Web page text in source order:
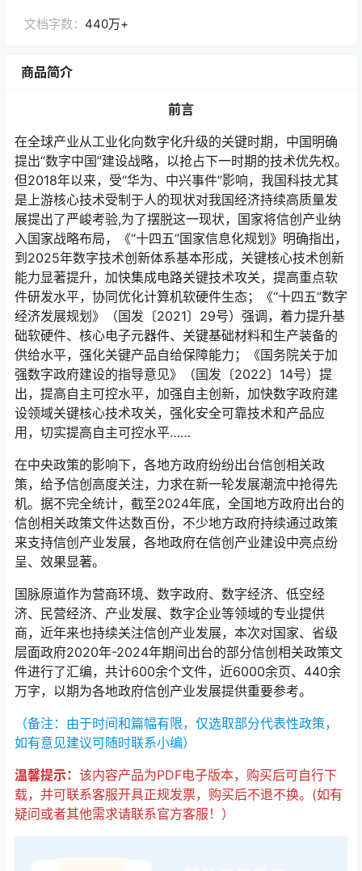
文档字数： 440万+
商品简介
前言
在全球产业从工业化向数字化升级的关键时期，中国明确
提出“数字中国”建设战略，以抢占下一时期的技术优先权。
但2018年以来，受“华为、中兴事件”影响，我国科技尤其
是上游核心技术受制于人的现状对我国经济持续高质量发
展提出了严峻考验,为了摆脱这一现状，国家将信创产业纳
入国家战略布局，《“十四五”国家信息化规划》明确指出，
到2025年数字技术创新体系基本形成，关键核心技术创新
能力显著提升，加快集成电路关键技术攻关，提高重点软
件研发水平，协同优化计算机软硬件生态；《“十四五”数字
经济发展规划》（国发〔2021〕29号）强调，着力提升基
础软硬件、核心电子元器件、关键基础材料和生产装备的
供给水平，强化关键产品自给保障能力；《国务院关于加
强数字政府建设的指导意见》（国发〔2022〕14号）提
出，提高自主可控水平，加强自主创新，加快数字政府建
设领域关键核心技术攻关，强化安全可靠技术和产品应
用，切实提高自主可控水平……
在中央政策的影响下，各地方政府纷纷出台信创相关政
策，给予信创高度关注，力求在新一轮发展潮流中抢得先
机。据不完全统计，截至2024年底，全国地方政府出台的
信创相关政策文件达数百份，不少地方政府持续通过政策
来支持信创产业发展，各地政府在信创产业建设中亮点纷
呈、效果显著。
国脉原道作为营商环境、数字政府、数字经济、低空经
济、民营经济、产业发展、数字企业等领域的专业提供
商，近年来也持续关注信创产业发展，本次对国家、省级
层面政府2020年-2024年期间出台的部分信创相关政策文
件进行了汇编，共计600余个文件，近6000余页、440余
万字，以期为各地政府信创产业发展提供重要参考。
（备注：由于时间和篇幅有限，仅选取部分代表性政策，
如有意见建议可随时联系小编）
温馨提示： 该内容产品为PDF电子版本，购买后可自行下
载，并可联系客服开具正规发票，购买后不退不换。(如有
疑问或者其他需求请联系官方客服！）